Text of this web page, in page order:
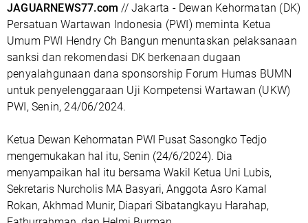
JAGUARNEWS77.com // Jakarta - Dewan Kehormatan (DK)
Persatuan Wartawan Indonesia (PWI) meminta Ketua
Umum PWI Hendry Ch Bangun menuntaskan pelaksanaan
sanksi dan rekomendasi DK berkenaan dugaan
penyalahgunaan dana sponsorship Forum Humas BUMN
untuk penyelenggaraan Uji Kompetensi Wartawan (UKW)
PWI, Senin, 24/06/2024.
Ketua Dewan Kehormatan PWI Pusat Sasongko Tedjo
mengemukakan hal itu, Senin (24/6/2024). Dia
menyampaikan hal itu bersama Wakil Ketua Uni Lubis,
Sekretaris Nurcholis MA Basyari, Anggota Asro Kamal
Rokan, Akhmad Munir, Diapari Sibatangkayu Harahap,